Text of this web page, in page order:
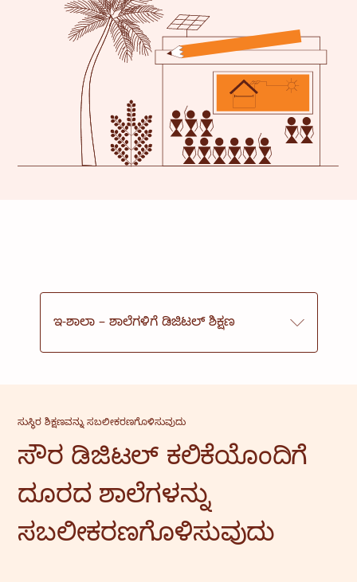
ವಿದ್ಯಾಭ್ಯಾಸ ಸಾಂಸ್ಥಿಕ ಸೇವೆಗಳು
ಸಮುದಾಯ ಮನೆಯವರಿಗೆ ಶಕ್ತಿ
ಇ-ಶಾಲಾ – ಶಾಲೆಗಳಿಗೆ ಡಿಜಿಟಲ್ ಶಿಕ್ಷಣ
ಸುಸ್ಥಿರ ಶಿಕ್ಷಣವನ್ನು ಸಬಲೀಕರಣಗೊಳಿಸುವುದು
ಸೌರ ಡಿಜಿಟಲ್ ಕಲಿಕೆಯೊಂದಿಗೆ
ದೂರದ ಶಾಲೆಗಳನ್ನು
ಸಬಲೀಕರಣಗೊಳಿಸುವುದು